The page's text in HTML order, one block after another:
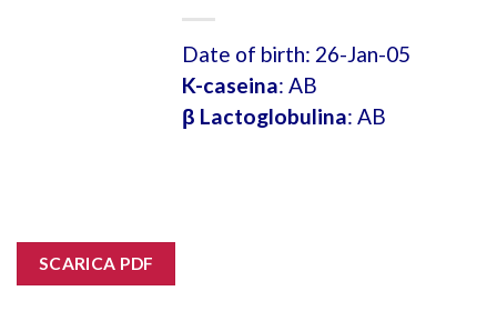
Date of birth: 26-Jan-05
K-caseina: AB
β Lactoglobulina: AB
SCARICA PDF